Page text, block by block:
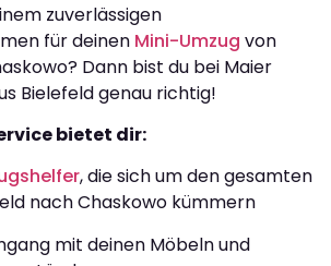
zuverlässigen
für deinen Mini-Umzug von
Dann bist du bei Maier
Bielefeld genau richtig!
bietet dir:
, die sich um den gesamten
nach Chaskowo kümmern
mit deinen Möbeln und